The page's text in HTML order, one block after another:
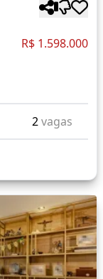
R$ 1.598.000
2vagas